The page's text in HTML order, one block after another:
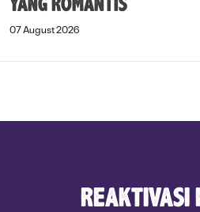
YANG ROMANTIS
07 August 2026
REAKTIVASI